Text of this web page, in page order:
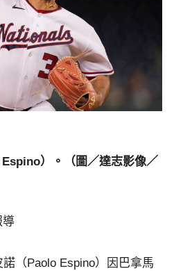
）。（圖／達志影像／
導
（Paolo Espino）因巴拿馬